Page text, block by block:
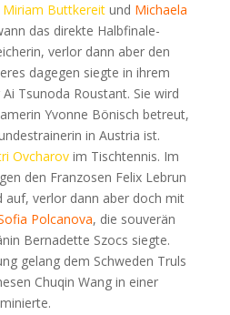
Miriam Buttkereitund Michaela
das direkte Halbfinale-
verlor dann aber den
dagegen siegte in ihrem
Tsunoda Roustant. Sie wird
Yvonne Bönisch betreut,
in Austria ist.
Ovcharovim Tischtennis. Im
den Franzosen Felix Lebrun
auf, verlor dann aber doch mit
Polcanova, die souverän
Bernadette Szocs siegte.
gelang dem Schweden Truls
Chuqin Wang in einer